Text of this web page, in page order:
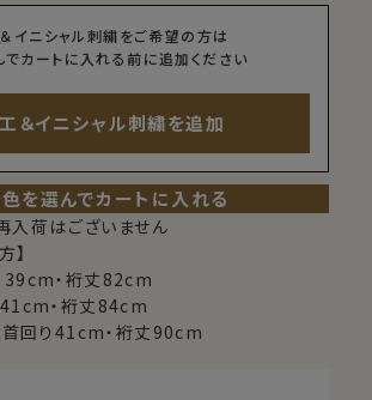
イニシャル刺繍をご希望の方は
でカートに入れる前に追加ください
＆イニシャル刺繍を追加
色を選んでカートに入れる
再入荷はございません
】
39cm・裄丈82cm
・裄丈84cm
回り41cm・裄丈90cm